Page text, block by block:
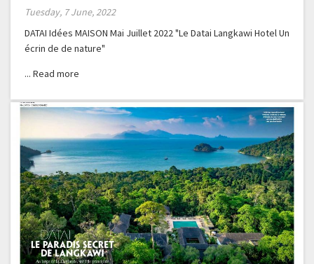
Tuesday, 7 June, 2022
DATAI Idées MAISON Mai Juillet 2022 "Le Datai Langkawi Hotel Un
écrin de de nature"